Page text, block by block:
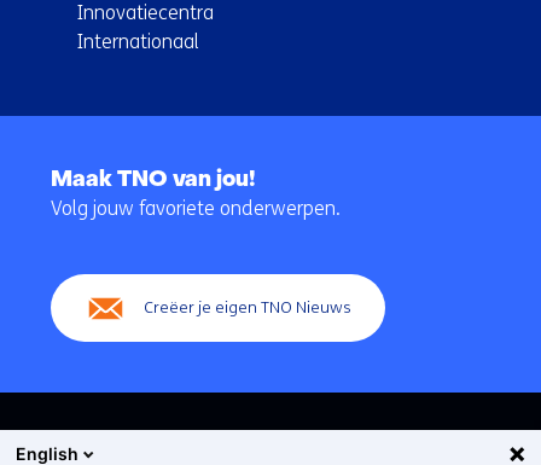
Innovatiecentra
Internationaal
navigatie
Maak TNO van jou!
Volg jouw favoriete onderwerpen.
Creëer je eigen TNO Nieuws
English